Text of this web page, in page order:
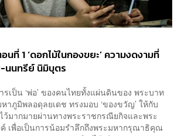
ที่ 1 ‘ดอกไม้ในกองขยะ’ ความงดงามที่
นนทรีย์ นิมิบุตร
ป็น ‘พ่อ’ ของคนไทยทั้งแผ่นดินของ พระบาท
าภูมิพลอดุลยเดช ทรงมอบ ‘ของขวัญ’ ให้กับ
ว้มากมายผ่านทางพระราชกรณียกิจและพระ
เพื่อเป็นการน้อมรำลึกถึงพระมหากรุณาธิคุณ